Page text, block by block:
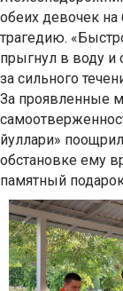
обеих девочек
трагедию.
прыгнул в воду и
за сильного
За проявленные
йуллари»
обстановке ему
памятный